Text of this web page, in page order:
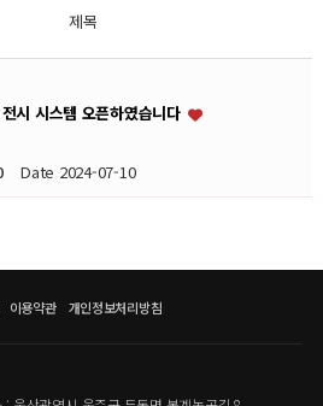
제목
시 시스템 오픈하였습니다
Date 2024-07-10
이용약관 개인정보처리방침